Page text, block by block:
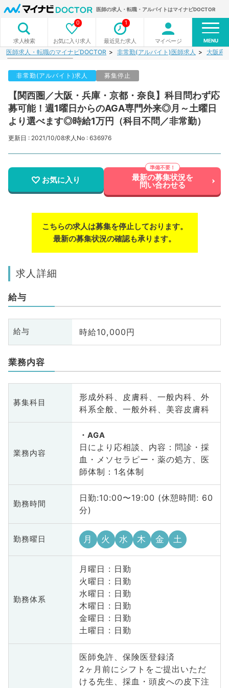
医師の求人・転職・アルバイトはマイナビDOCTOR
求人検索 お気に入り求人
0
最近見た求人
1
マイページ MENU
医師求人・転職のマイナビDOCTOR 非常勤(アルバイト)医師求人 大阪府
非常勤(アルバイト)求人 募集停止
【関西圏／大阪・兵庫・京都・奈良】科目問わず応
募可能！週1曜日からのAGA専門外来◎月～土曜日
より選べます◎時給1万円（科目不問／非常勤）
更新日 : 2021/10/08求人No : 636976
お気に入り 最新の募集状況を
問い合わせる
こちらの求人は募集を停止しております。
最新の募集状況の確認も承ります。
求人詳細
給与
給与 時給10,000円
業務内容
募集科目
形成外科、皮膚科、一般内科、外
科系全般、一般外科、美容皮膚科
業務内容
AGA
日により応相談、内容：問診・採
血・メソセラピー・薬の処方、医
師体制：1名体制
勤務時間
日勤:10:00〜19:00 (休憩時間: 60
分)
勤務曜日 月 火 水 木 金 土
勤務体系
月曜日 : 日勤
火曜日 : 日勤
水曜日 : 日勤
木曜日 : 日勤
金曜日 : 日勤
土曜日 : 日勤
医師免許、保険医登録済
2ヶ月前にシフトをご提出いただ
ける先生、採血・頭皮への皮下注